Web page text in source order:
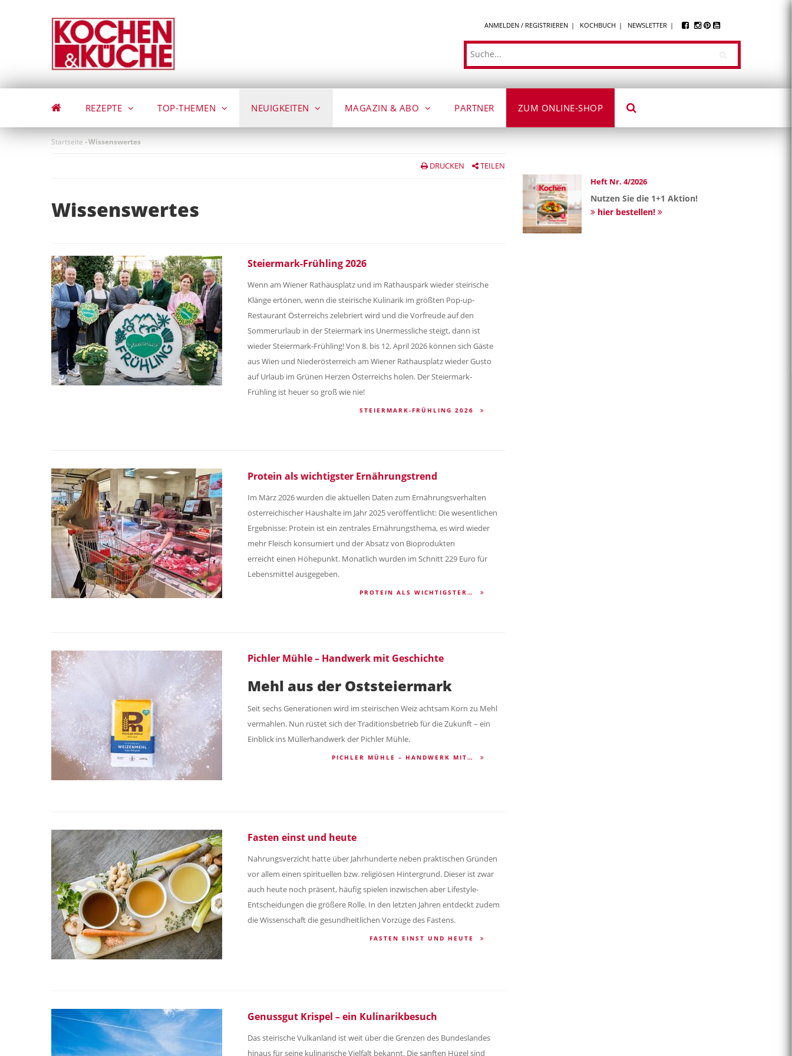
ANMELDEN / REGISTRIEREN KOCHBUCH NEWSLETTER
Suche
REZEPTE TOP-THEMEN NEUIGKEITEN MAGAZIN & ABO PARTNER ZUM ONLINE-SHOP
Startseite -Wissenswertes
DRUCKEN TEILEN
Wissenswertes
Steiermark-Frühling 2026
Wenn am Wiener Rathausplatz und im Rathauspark wieder steirische
Klänge ertönen, wenn die steirische Kulinarik im größten Pop-up-
Restaurant Österreichs zelebriert wird und die Vorfreude auf den
Sommerurlaub in der Steiermark ins Unermessliche steigt, dann ist
wieder Steiermark-Frühling! Von 8. bis 12. April 2026 können sich Gäste
aus Wien und Niederösterreich am Wiener Rathausplatz wieder Gusto
auf Urlaub im Grünen Herzen Österreichs holen. Der Steiermark-
Frühling ist heuer so groß wie nie!
STEIERMARK-FRÜHLING 2026
Protein als wichtigster Ernährungstrend
Im März 2026 wurden die aktuellen Daten zum Ernährungsverhalten
österreichischer Haushalte im Jahr 2025 veröffentlicht: Die wesentlichen
Ergebnisse: Protein ist ein zentrales Ernährungsthema, es wird wieder
mehr Fleisch konsumiert und der Absatz von Bioprodukten
erreicht einen Höhepunkt. Monatlich wurden im Schnitt 229 Euro für
Lebensmittel ausgegeben.
PROTEIN ALS WICHTIGSTER…
Pichler Mühle – Handwerk mit Geschichte
Mehl aus der Oststeiermark
Seit sechs Generationen wird im steirischen Weiz achtsam Korn zu Mehl
vermahlen. Nun rüstet sich der Traditionsbetrieb für die Zukunft – ein
Einblick ins Müllerhandwerk der Pichler Mühle.
PICHLER MÜHLE – HANDWERK MIT…
Fasten einst und heute
Nahrungsverzicht hatte über Jahrhunderte neben praktischen Gründen
vor allem einen spirituellen bzw. religiösen Hintergrund. Dieser ist zwar
auch heute noch präsent, häufig spielen inzwischen aber Lifestyle-
Entscheidungen die größere Rolle. In den letzten Jahren entdeckt zudem
die Wissenschaft die gesundheitlichen Vorzüge des Fastens.
FASTEN EINST UND HEUTE
Genussgut Krispel – ein Kulinarikbesuch
Das steirische Vulkanland ist weit über die Grenzen des Bundeslandes
hinaus für seine kulinarische Vielfalt bekannt. Die sanften Hügel sind
Heft Nr. 4/2026
Nutzen Sie die 1+1 Aktion!
hier bestellen!